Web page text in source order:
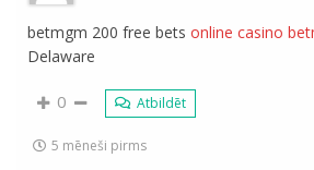
betmgm 200 free betsonline casino
Delaware
0 Atbildēt
5 mēneši pirms